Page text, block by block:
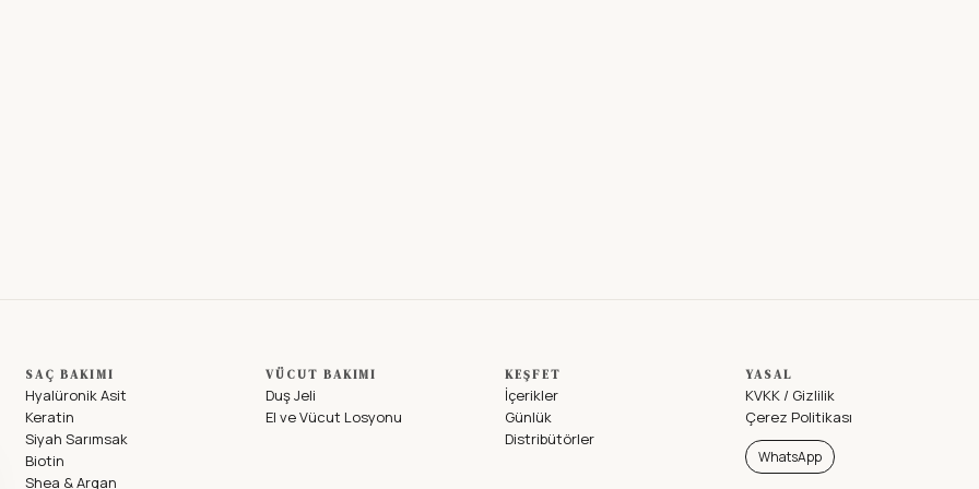
SAÇ BAKIMI
Hyalüronik Asit
Keratin
Siyah Sarımsak
Biotin
Shea & Argan
VÜCUT BAKIMI
Duş Jeli
El ve Vücut Losyonu
KEŞFET
İçerikler
Günlük
Distribütörler
YASAL
KVKK / Gizlilik
Çerez Politikası
WhatsApp